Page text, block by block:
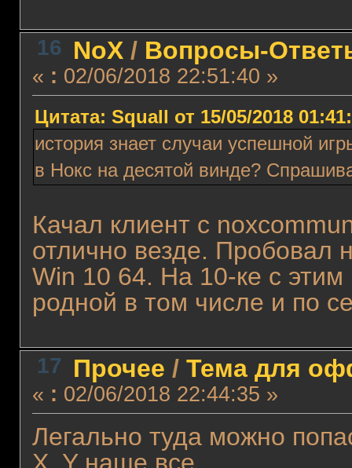
16 NoX/ Вопросы-
« : 02/06/2018 22:51:40 »
Цитата: Squall от 15/05/2018
история знает случаи успешной
в Нокс на десятой винде?
Качал клиент с
отлично везде. Пробовал
Win 10 64. На 10-ке с этим
родной в том числе и по
17 Прочее / Тема для
« : 02/06/2018 22:44:35 »
Легально туда можно
X, Y наше все.